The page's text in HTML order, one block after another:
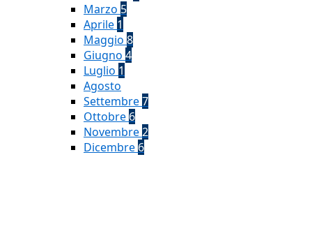
Marzo 5
Aprile 1
Maggio 8
Giugno 4
Luglio 1
Agosto
Settembre7
Ottobre 6
Novembre2
Dicembre 6